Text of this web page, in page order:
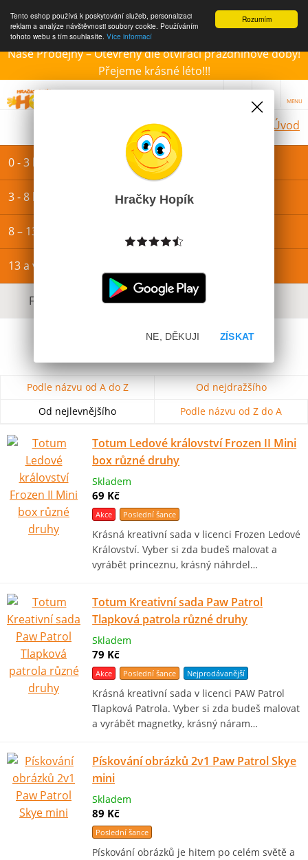
Rozumím
Tento eshop používá k poskytování služeb, personalizaci
reklam a analýze návštěvnosti soubory cookie. Používáním
tohoto webu s tím souhlasíte. Více informací
Naše Prodejny – Otevřeny dle otvírací prázdninové doby!
Přejeme krásné léto!!!
MENU
Úvod
0 - 3 let
3 - 8 let
8 – 13 let
13 a více let
Filtrovat dle dostupnosti, ceny, výrobce
Podle názvu od A do Z
Od nejdražšího
Od nejlevnějšího
Podle názvu od Z do A
Totum Ledové království Frozen II Mini
box různé druhy
Skladem
69 Kč
Akce Poslední šance
Krásná kreativní sada v licenci Frozen Ledové
Království. Vyber si zda budeš malovat a
vyrábět princeznu, krásný náhrdel…
Totum Kreativní sada Paw Patrol
Tlapková patrola různé druhy
Skladem
79 Kč
Akce Poslední šance Nejprodávanější
Krásná kreativní sada v licenci PAW Patrol
Tlapková Patrola. Vyber si zda budeš malovat
a vyrábět magnetky, krásný náram…
Pískování obrázků 2v1 Paw Patrol Skye
mini
Skladem
89 Kč
Poslední šance
Pískování obrázků je hitem po celém světě a
Hračky Hopík
ZÍSKAT
NE, DĚKUJI